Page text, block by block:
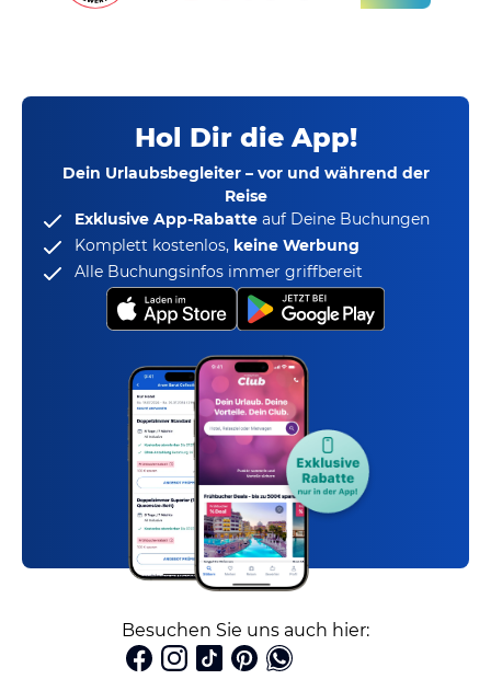
Hol Dir die App!
Dein Urlaubsbegleiter – vor und während der
Reise
Exklusive App-Rabatte auf Deine Buchungen
Komplett kostenlos, keine Werbung
Alle Buchungsinfos immer griffbereit
Besuchen Sie uns auch hier: